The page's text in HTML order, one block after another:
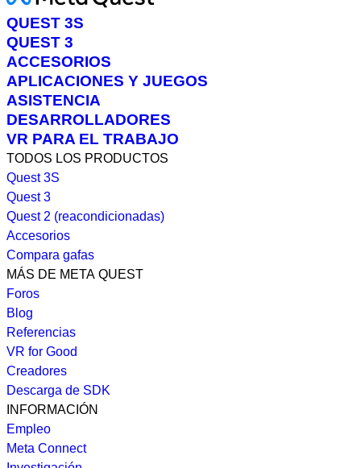
QUEST 3S
QUEST 3
ACCESORIOS
APLICACIONES Y JUEGOS
ASISTENCIA
DESARROLLADORES
VR PARA EL TRABAJO
TODOS LOS PRODUCTOS
Quest 3S
Quest 3
Quest 2 (reacondicionadas)
Accesorios
Compara gafas
MÁS DE META QUEST
Foros
Blog
Referencias
VR for Good
Creadores
Descarga de SDK
INFORMACIÓN
Empleo
Meta Connect